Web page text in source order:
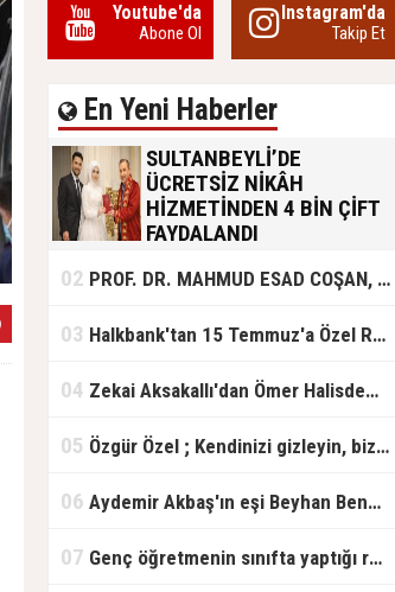
Youtube'da
Abone Ol
Instagram'da
Takip Et
En Yeni Haberler
SULTANBEYLİ’DE
ÜCRETSİZ NİKÂH
HİZMETİNDEN 4 BİN ÇİFT
FAYDALANDI
olan gençlere destek amacıyla
başlattığı ücretsiz nikâh hizmetini
başlattıklarını belirten Sultanbeyli
ücretsiz hizmet vermenin
02 PROF. DR. MAHMUD ESAD COŞAN, DOĞUMUNUN HİCRÎ 91. YILINDA ELAZIĞ'DA YÂD EDİLECEK
03 Halkbank'tan 15 Temmuz'a Özel Reklam Filmi: "İrade Bizim, Zafer Bizim"
04 Zekai Aksakallı'dan Ömer Halisdemir'e 'vefa' ziyareti!
05 Özgür Özel ; Kendinizi gizleyin, bizden işaret bekleyin
06 Aydemir Akbaş'ın eşi Beyhan Benek Akbaş hayatını kaybetti
07 Genç öğretmenin sınıfta yaptığı rezil paylaşım